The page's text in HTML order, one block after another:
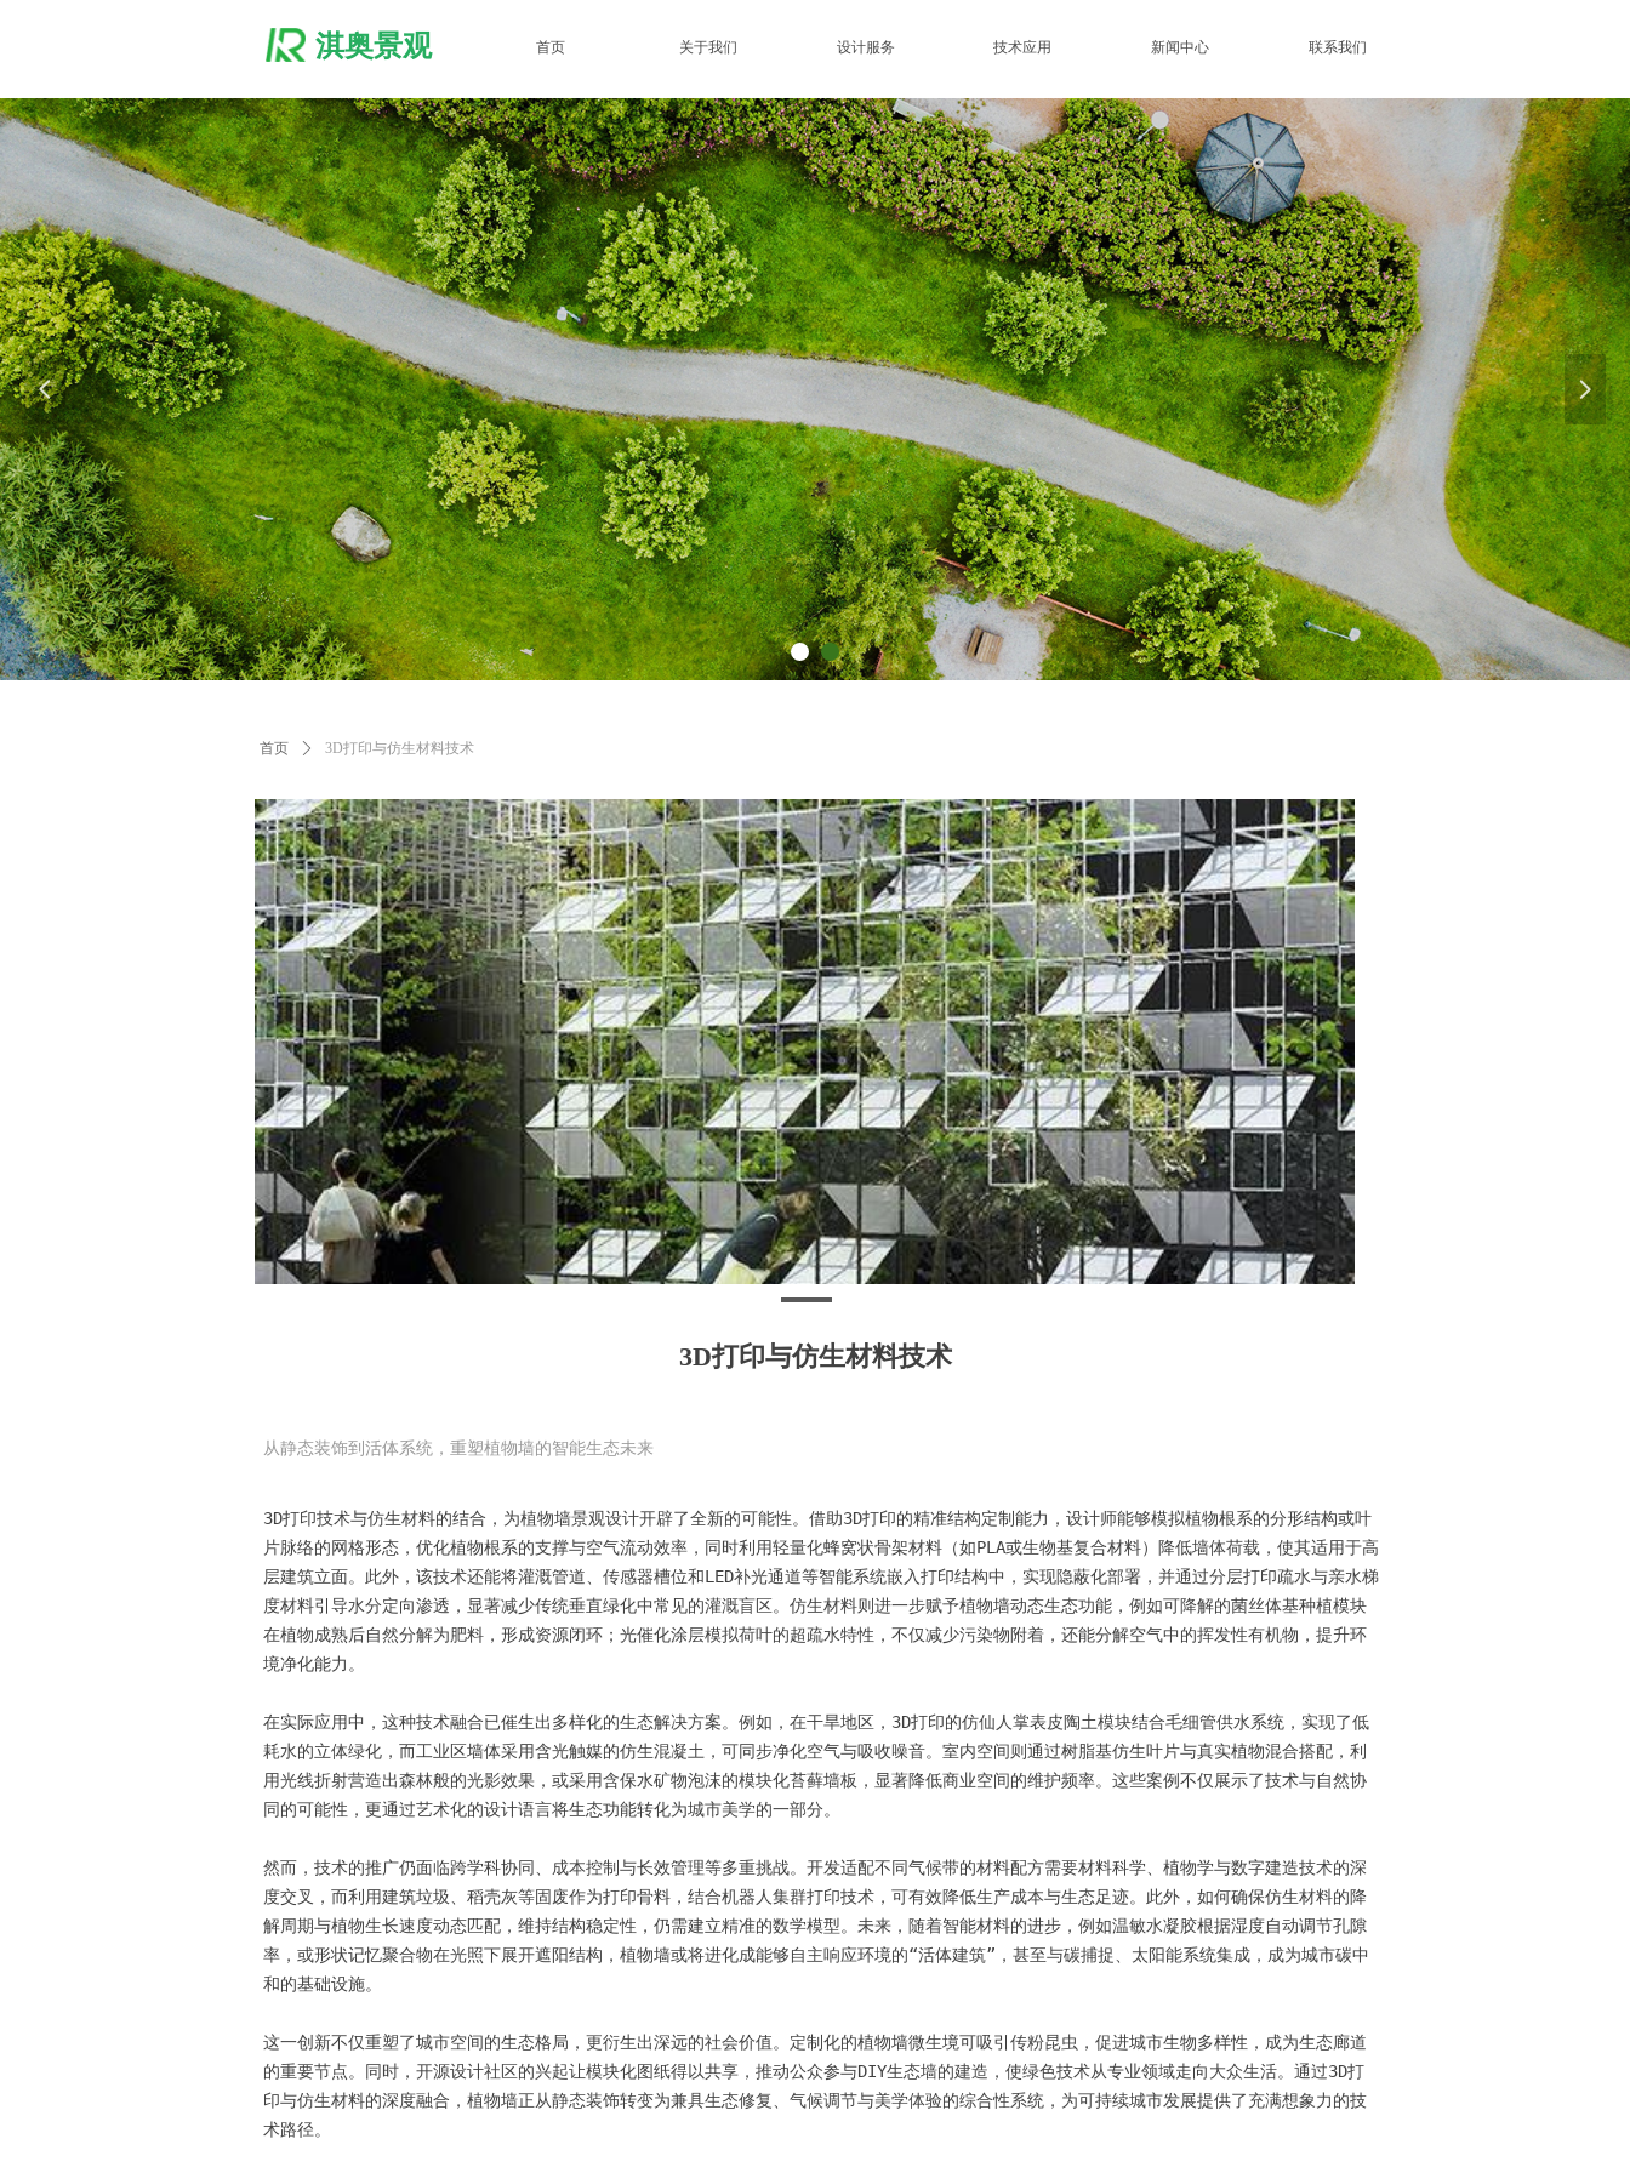
首页 关于我们 设计服务 技术应用 新闻中心 联系我们
人居环境与商业价值双重赋能
With first-class technology, build first-class projects, do first-class garden
超越传统景观范畴，致力生态技术与空间场景深度适配，打造集科技，生态与人文共生的景观实验场地
立体生态景观全链条技术与设计应用
Only to do the most intimate service
推动传统绿化向智慧化，可持续化、功能化方向升级
MORE +
넳 넲
淇奥景观
首页 ꄲ 3D打印与仿生材料技术
3D打印与仿生材料技术
从静态装饰到活体系统，重塑植物墙的智能生态未来
3D打印技术与仿生材料的结合，为植物墙景观设计开辟了全新的可能性。借助3D打印的精准结构定制能力，设计师能够模拟植物根系的分形结构或叶
片脉络的网格形态，优化植物根系的支撑与空气流动效率，同时利用轻量化蜂窝状骨架材料（如PLA或生物基复合材料）降低墙体荷载，使其适用于高
层建筑立面。此外，该技术还能将灌溉管道、传感器槽位和LED补光通道等智能系统嵌入打印结构中，实现隐蔽化部署，并通过分层打印疏水与亲水梯
度材料引导水分定向渗透，显著减少传统垂直绿化中常见的灌溉盲区。仿生材料则进一步赋予植物墙动态生态功能，例如可降解的菌丝体基种植模块
在植物成熟后自然分解为肥料，形成资源闭环；光催化涂层模拟荷叶的超疏水特性，不仅减少污染物附着，还能分解空气中的挥发性有机物，提升环
境净化能力。
在实际应用中，这种技术融合已催生出多样化的生态解决方案。例如，在干旱地区，3D打印的仿仙人掌表皮陶土模块结合毛细管供水系统，实现了低
耗水的立体绿化，而工业区墙体采用含光触媒的仿生混凝土，可同步净化空气与吸收噪音。室内空间则通过树脂基仿生叶片与真实植物混合搭配，利
用光线折射营造出森林般的光影效果，或采用含保水矿物泡沫的模块化苔藓墙板，显著降低商业空间的维护频率。这些案例不仅展示了技术与自然协
同的可能性，更通过艺术化的设计语言将生态功能转化为城市美学的一部分。
然而，技术的推广仍面临跨学科协同、成本控制与长效管理等多重挑战。开发适配不同气候带的材料配方需要材料科学、植物学与数字建造技术的深
度交叉，而利用建筑垃圾、稻壳灰等固废作为打印骨料，结合机器人集群打印技术，可有效降低生产成本与生态足迹。此外，如何确保仿生材料的降
解周期与植物生长速度动态匹配，维持结构稳定性，仍需建立精准的数学模型。未来，随着智能材料的进步，例如温敏水凝胶根据湿度自动调节孔隙
率，或形状记忆聚合物在光照下展开遮阳结构，植物墙或将进化成能够自主响应环境的“活体建筑”，甚至与碳捕捉、太阳能系统集成，成为城市碳中
和的基础设施。
这一创新不仅重塑了城市空间的生态格局，更衍生出深远的社会价值。定制化的植物墙微生境可吸引传粉昆虫，促进城市生物多样性，成为生态廊道
的重要节点。同时，开源设计社区的兴起让模块化图纸得以共享，推动公众参与DIY生态墙的建造，使绿色技术从专业领域走向大众生活。通过3D打
印与仿生材料的深度融合，植物墙正从静态装饰转变为兼具生态修复、气候调节与美学体验的综合性系统，为可持续城市发展提供了充满想象力的技
术路径。